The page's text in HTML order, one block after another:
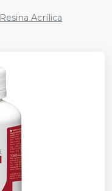
Resina Acrílica